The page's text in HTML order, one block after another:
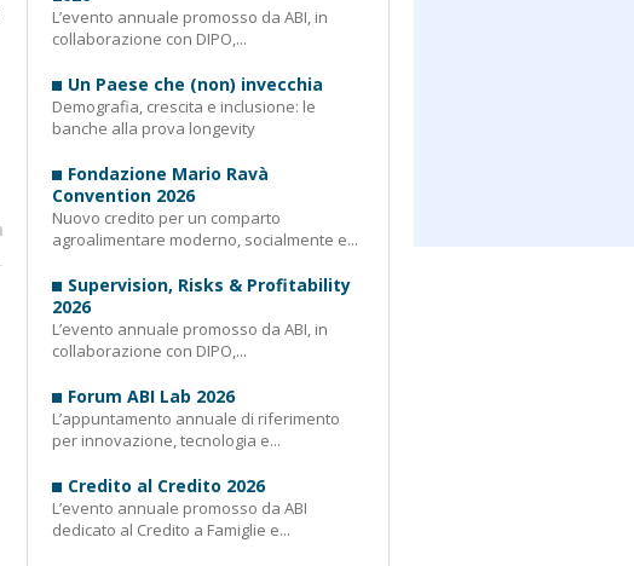
L’evento annuale promosso da ABI, in
collaborazione con DIPO,...
Un Paese che (non) invecchia
Demografia, crescita e inclusione: le
banche alla prova longevity
Fondazione Mario Ravà
Convention 2026
Nuovo credito per un comparto
agroalimentare moderno, socialmente e...
Supervision, Risks & Profitability
2026
L’evento annuale promosso da ABI, in
collaborazione con DIPO,...
Forum ABI Lab 2026
L’appuntamento annuale di riferimento
per innovazione, tecnologia e...
Credito al Credito 2026
L’evento annuale promosso da ABI
dedicato al Credito a Famiglie e...